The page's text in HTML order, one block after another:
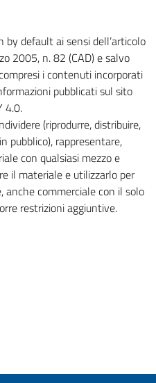
by default ai sensi dell’articolo
2005, n. 82 (CAD) e salvo
i contenuti incorporati
pubblicati sul sito
4.0.
(riprodurre, distribuire,
pubblico), rappresentare,
con qualsiasi mezzo e
il materiale e utilizzarlo per
anche commerciale con il solo
restrizioni aggiuntive.